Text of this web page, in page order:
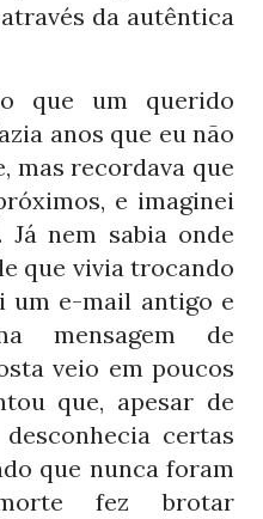
da autêntica
que um querido
anos que eu não
mas recordava que
e imaginei
Já nem sabia onde
que vivia trocando
um e-mail antigo e
mensagem de
veio em poucos
que, apesar de
certas
que nunca foram
fez brotar